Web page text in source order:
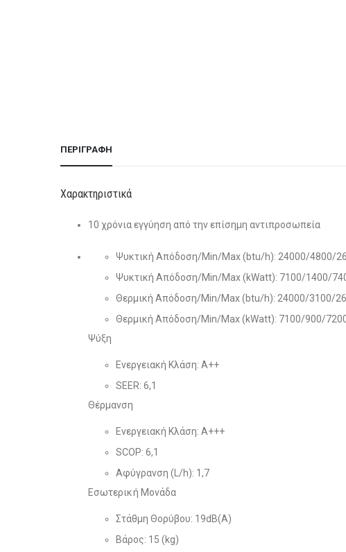
ΠΕΡΙΓΡΑΦΉ
Χαρακτηριστικά
10 χρόνια εγγύηση από την επίσημη αντιπροσωπεία
Ψυκτική Απόδοση/Min/Max (btu/h): 24000/4800/
Ψυκτική Απόδοση/Min/Max (kWatt): 7100/1400/
Θερμική Απόδοση/Min/Max (btu/h): 24000/3100/
Θερμική Απόδοση/Min/Max (kWatt): 7100/900/
Ψύξη
Ενεργειακή Κλάση: Α++
SEER: 6,1
Θέρμανση
Ενεργειακή Κλάση: Α+++
SCOP: 6,1
Αφύγρανση (L/h): 1,7
Εσωτερική Μονάδα
Στάθμη Θορύβου: 19dB(A)
Βάρος: 15 (kg)